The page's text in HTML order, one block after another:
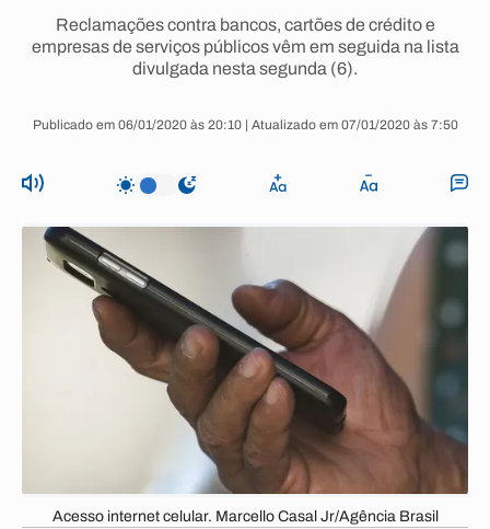
Reclamações contra bancos, cartões de crédito e
empresas de serviços públicos vêm em seguida na lista
divulgada nesta segunda (6).
Publicado em 06/01/2020 às 20:10 | Atualizado em 07/01/2020 às 7:50
Acesso internet celular. Marcello Casal Jr/Agência Brasil